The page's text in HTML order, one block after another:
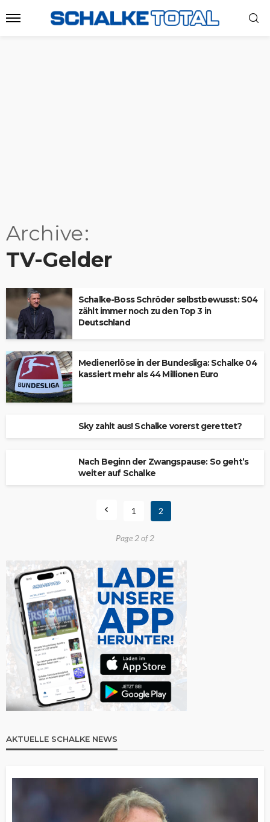
Archive
TV-Gelder
Schalke-Boss Schröder selbstbewusst: S04
zählt immer noch zu den Top 3 in
Deutschland
Medienerlöse in der Bundesliga: Schalke 04
kassiert mehr als 44 Millionen Euro
Sky zahlt aus! Schalke vorerst gerettet?
Nach Beginn der Zwangspause: So geht’s
weiter auf Schalke
1 2
Page 2 of 2
AKTUELLE SCHALKE NEWS